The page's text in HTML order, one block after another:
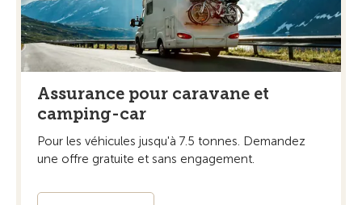
Assurance pour caravane et
camping-car
Pour les véhicules jusqu'à 7.5 tonnes. Demandez
une offre gratuite et sans engagement.